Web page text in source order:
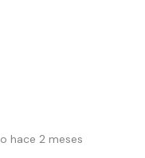
hace 2 meses